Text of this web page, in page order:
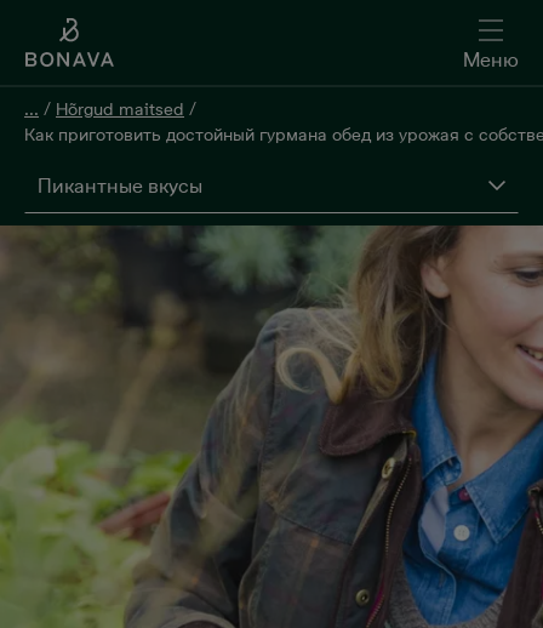
Меню
... / Hõrgud maitsed /
Как приготовить достойный гурмана обед из урожая с
Пикантные вкусы